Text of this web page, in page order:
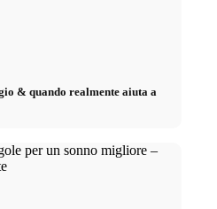
& quando realmente aiuta a